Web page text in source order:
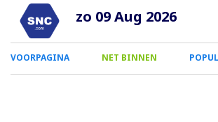
Overslaan
naar
inhoud
zo 09 Aug 2026
0
Smartphone
VOORPAGINA NET BINNEN